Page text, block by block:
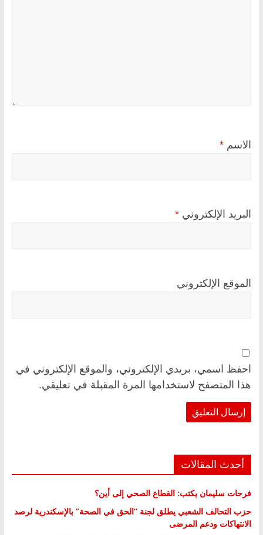
الاسم *
البريد الإلكتروني *
الموقع الإلكتروني
احفظ اسمي، بريدي الإلكتروني، والموقع الإلكتروني في
هذا المتصفح لاستخدامها المرة المقبلة في تعليقي.
أحدث المقالات
فرحات سليمان يكتب: القطاع الصحي إلى أين؟
حزب التحالف الشعبي يطلق لجنة “الحق في الصحة” بالإسكندرية لرصد
الانتهاكات ودعم المرضى